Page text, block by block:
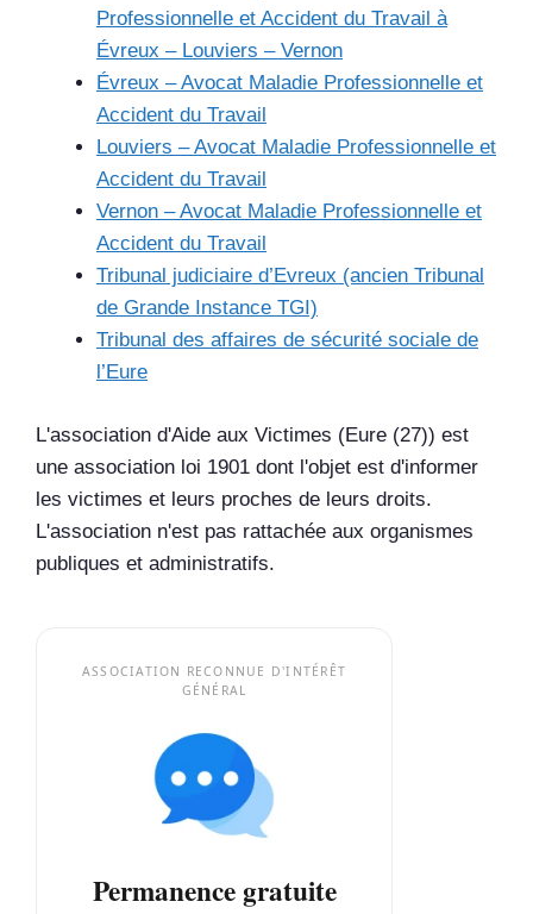
Professionnelle et Accident du Travail à
Évreux – Louviers – Vernon
Évreux – Avocat Maladie Professionnelle et
Accident du Travail
Louviers – Avocat Maladie Professionnelle et
Accident du Travail
Vernon – Avocat Maladie Professionnelle et
Accident du Travail
Tribunal judiciaire d’Evreux (ancien Tribunal
de Grande Instance TGI)
Tribunal des affaires de sécurité sociale de
l’Eure
L'association d'Aide aux Victimes (Eure (27)) est
une association loi 1901 dont l'objet est d'informer
les victimes et leurs proches de leurs droits.
L'association n'est pas rattachée aux organismes
publiques et administratifs.
ASSOCIATION RECONNUE D'INTÉRÊT
GÉNÉRAL
Permanence gratuite